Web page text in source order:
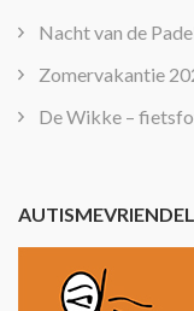
Nacht van de
Zomervakantie
De Wikke –